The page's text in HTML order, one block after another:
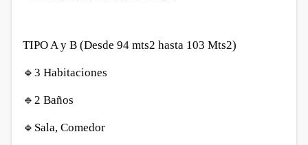
TIPO A y B (Desde 94 mts2 hasta 103 Mts2)
🔹 3 Habitaciones
🔹 2 Baños
🔹 Sala, Comedor